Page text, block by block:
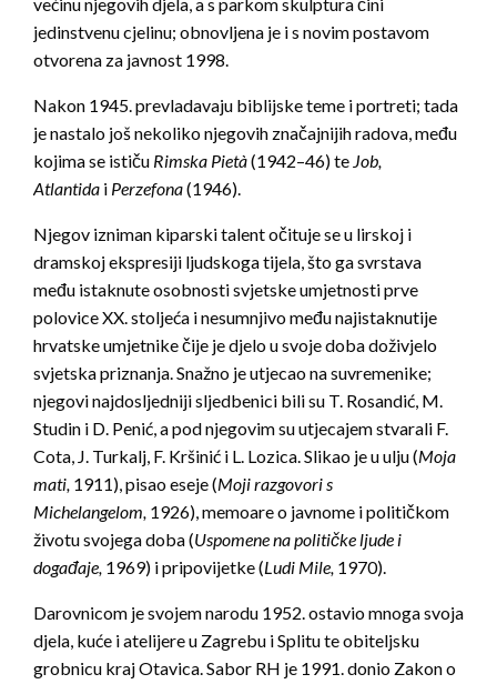
jedinstvenu cjelinu; obnovljena je i s novim postavom
otvorena za javnost 1998.
Nakon 1945. prevladavaju biblijske teme i portreti; tada
je nastalo još nekoliko njegovih značajnijih radova, među
kojima se ističu Rimska Pietà(1942–46) te Job,
Atlantida i Perzefona(1946).
Njegov izniman kiparski talent očituje se u lirskoj i
dramskoj ekspresiji ljudskoga tijela, što ga svrstava
među istaknute osobnosti svjetske umjetnosti prve
polovice XX. stoljeća i nesumnjivo među najistaknutije
hrvatske umjetnike čije je djelo u svoje doba doživjelo
svjetska priznanja. Snažno je utjecao na suvremenike;
njegovi najdosljedniji sljedbenici bili su T. Rosandić, M.
Studin i D. Penić, a pod njegovim su utjecajem stvarali F.
Cota, J. Turkalj, F. Kršinić i L. Lozica. Slikao je u ulju (Moja
mati, 1911), pisao eseje (Moji razgovori s
Michelangelom, 1926), memoare o javnome i političkom
životu svojega doba (Uspomene na političke ljude i
događaje, 1969) i pripovijetke (Ludi Mile, 1970).
Darovnicom je svojem narodu 1952. ostavio mnoga svoja
djela, kuće i atelijere u Zagrebu i Splitu te obiteljsku
grobnicu kraj Otavica. Sabor RH je 1991. donio Zakon o